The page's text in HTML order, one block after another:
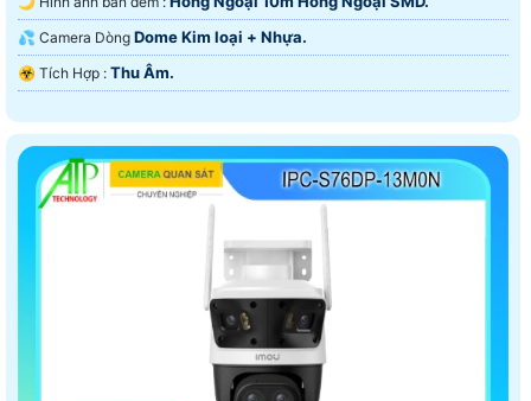
💦 Camera Dòng Dome Kim loại + Nhựa.
️☣️ Tích Hợp : Thu Âm.